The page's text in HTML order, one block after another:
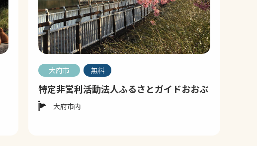
大府市 無料
特定非営利活動法人ふるさとガイドおおぶ
大府市内